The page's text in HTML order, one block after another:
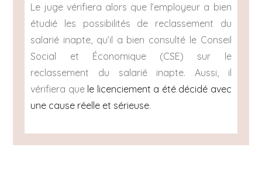
Le juge vérifiera alors que l’employeur a bien
étudié les possibilités de reclassement du
salarié inapte, qu’il a bien consulté le Conseil
Social et Économique (CSE) sur le
reclassement du salarié inapte. Aussi, il
vérifiera que le licenciement a été décidé avec
une cause réelle et sérieuse.